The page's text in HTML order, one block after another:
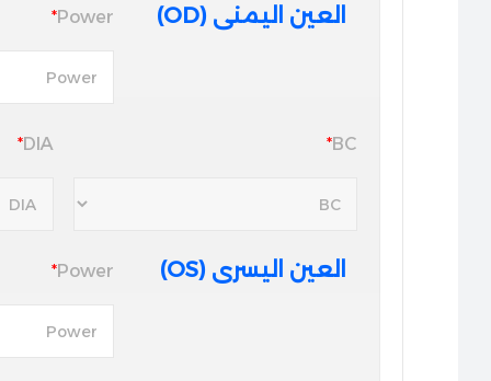
العين اليمنى (OD) Power
*
BC
*
DIA
*
العين اليسرى (OS) Power
*